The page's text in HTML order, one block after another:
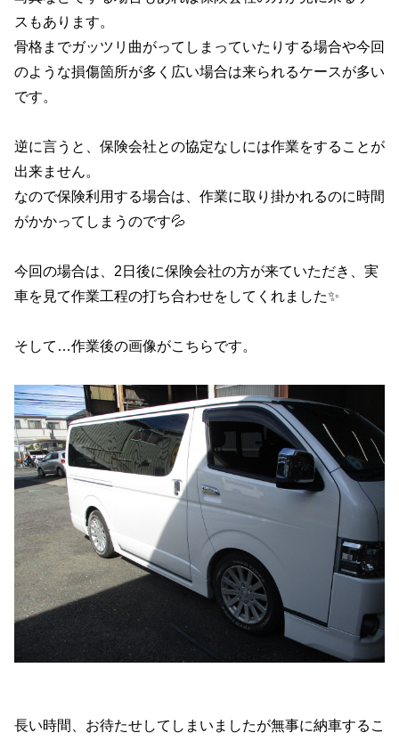
スもあります。
骨格までガッツリ曲がってしまっていたりする場合や今回
のような損傷箇所が多く広い場合は来られるケースが多い
です。
逆に言うと、保険会社との協定なしには作業をすることが
出来ません。
なので保険利用する場合は、作業に取り掛かれるのに時間
がかかってしまうのです💦
今回の場合は、2日後に保険会社の方が来ていただき、実
車を見て作業工程の打ち合わせをしてくれました✨
そして…作業後の画像がこちらです。
長い時間、お待たせしてしまいましたが無事に納車するこ